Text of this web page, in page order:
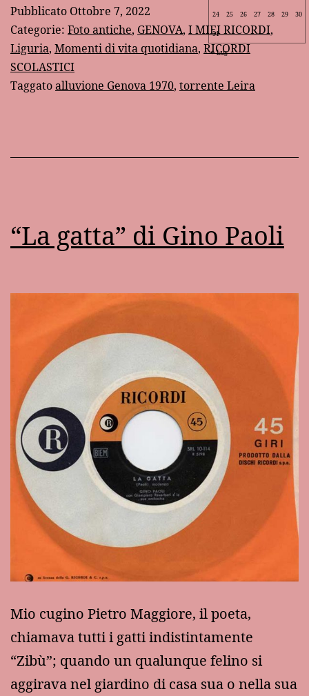
la
prima
alluvione
Pubblicato Ottobre 7, 2022
Categorie: Foto antiche, GENOVA, I MIEI RICORDI,
Liguria, Momenti di vita quotidiana, RICORDI
SCOLASTICI
Taggatoalluvione Genova 1970, torrente Leira
“La gatta” di Gino Paoli
Mio cugino Pietro Maggiore, il poeta,
chiamava tutti i gatti indistintamente
“Zibù”; quando un qualunque felino si
aggirava nel giardino di casa sua o nella sua
24 25 26 27 28 29 30
31
Lug